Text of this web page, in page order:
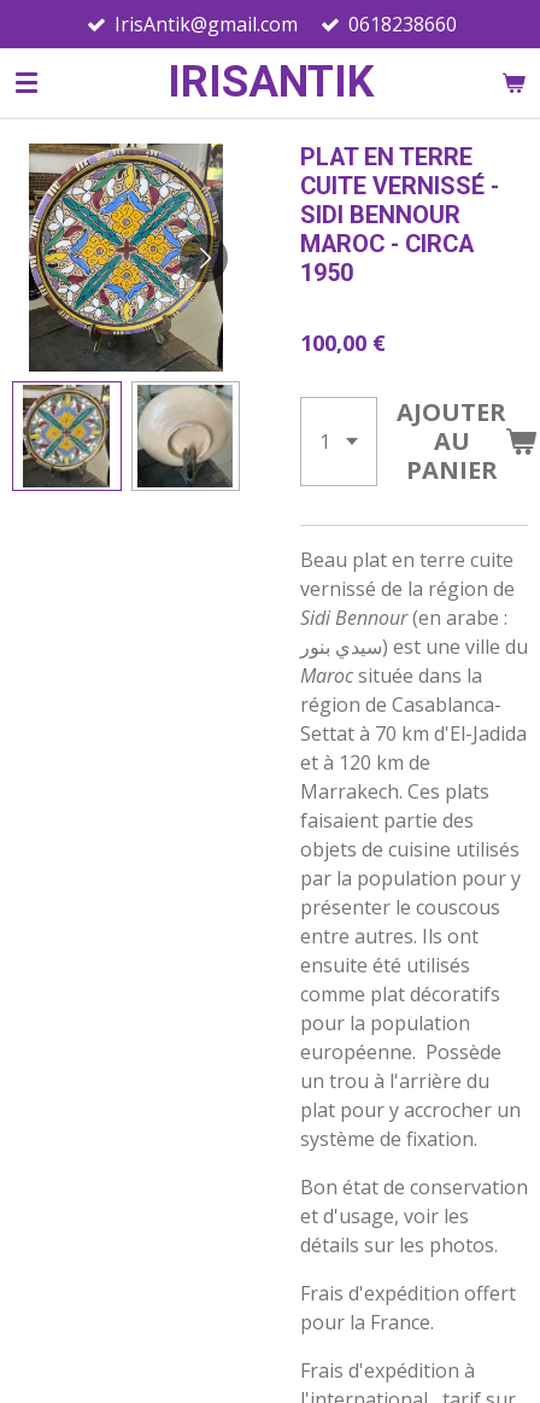
au
contenu
IRISANTIK
IrisAntik@gmail.com 0618238660
PLAT EN TERRE
CUITE VERNISSÉ -
SIDI BENNOUR
MAROC - CIRCA
1950
100,00 €
AJOUTER
AU
PANIER
Beau plat en terre cuite
vernissé de la région de
Sidi Bennour(en arabe :
سيدي بنور) est une ville du
Marocsituée dans la
région de Casablanca-
Settat à 70 km d'El-Jadida
et à 120 km de
Marrakech. Ces plats
faisaient partie des
objets de cuisine utilisés
par la population pour y
présenter le couscous
entre autres. Ils ont
ensuite été utilisés
comme plat décoratifs
pour la population
européenne. Possède
un trou à l'arrière du
plat pour y accrocher un
système de fixation.
Bon état de conservation
et d'usage, voir les
détails sur les photos.
Frais d'expédition offert
pour la France.
Frais d'expédition à